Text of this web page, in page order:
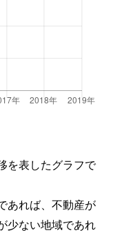
を表したグラフで
あれば、不動産が
少ない地域であれ